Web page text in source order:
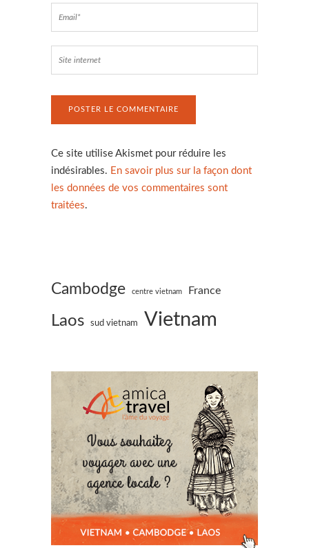
Ce site utilise Akismet pour réduire les
indésirables. En savoir plus sur la façon dont
les données de vos commentaires sont
traitées.
Cambodge centre vietnam France
Laos sud vietnam Vietnam